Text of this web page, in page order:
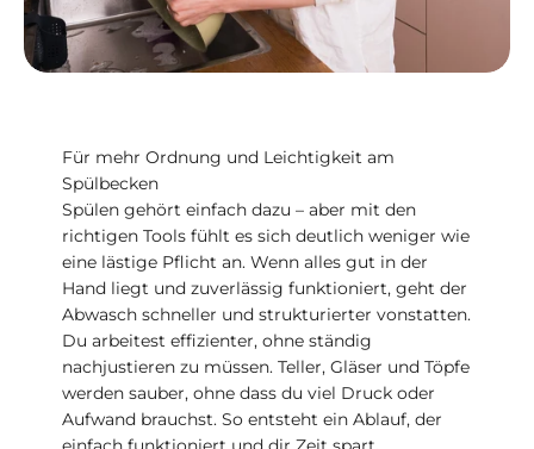
Für mehr Ordnung und Leichtigkeit am
Spülbecken
Spülen gehört einfach dazu – aber mit den
richtigen Tools fühlt es sich deutlich weniger wie
eine lästige Pflicht an. Wenn alles gut in der
Hand liegt und zuverlässig funktioniert, geht der
Abwasch schneller und strukturierter vonstatten.
Du arbeitest effizienter, ohne ständig
nachjustieren zu müssen. Teller, Gläser und Töpfe
werden sauber, ohne dass du viel Druck oder
Aufwand brauchst. So entsteht ein Ablauf, der